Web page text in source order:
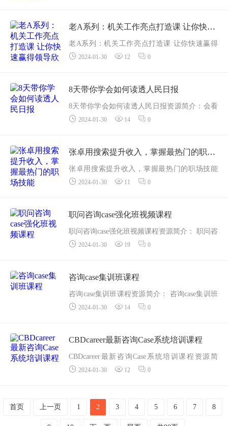
人。千聊联合寺昆老师为&ldqu...
老A系列：机关工作亮点打造课 让你快速赢得领导欣赏重用
老A系列：机关工作亮点打造课 让你快速赢得
领导欣赏重用资源简介：
领导欣赏重用 课程目录：
第1堂音频课程.mp3
...
2024-01-30 12 0
8天带你学会如何读透人民日报
8天带你学会如何读透人民日报资源简介：会看
人民日报，是公务员的基本技能，能读懂读
务员朋友，特别是经验不丰富的年轻公务员，...
2024-01-30 14 0
张卓用搜索提升收入，掌握最热门的职场技能
张卓用搜索提升收入，掌握最热门的职场技能
资源简介： 你是否有过这些烦恼？
投资租房理财，中介混杂总怕被骗
链接人脉资源，毫无门路...
2024-01-30 11 0
职问咨询case强化班视频课程
职问咨询case强化班视频课程资源简介： 职问咨
询case强化班视频课程目录：咨询Case强化班第
咨询Case强...
2024-01-30 19 0
咨询case集训班课程
咨询case集训班课程资源简介： 咨询case集训班
课程目录：咨询case集训班第一课-marketsizing.
咨询case集训班第二课-busine...
2024-01-30 14 0
CBDcareer最新咨询Case系统培训课程
CBDcareer最新咨询Case系统培训课程资源简
介： CBDcareer最新咨询Case系统培训课程目
2024-01-30 12 0
首页 上一页 1 2 3 4 5 6 7 8